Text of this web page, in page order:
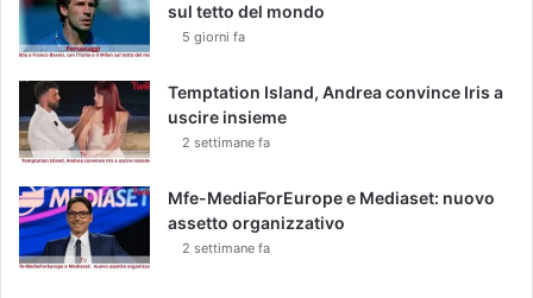
sul tetto del mondo
5 giorni fa
Temptation Island, Andrea convince Iris a
uscire insieme
2 settimane fa
Mfe-MediaForEurope e Mediaset: nuovo
assetto organizzativo
2 settimane fa